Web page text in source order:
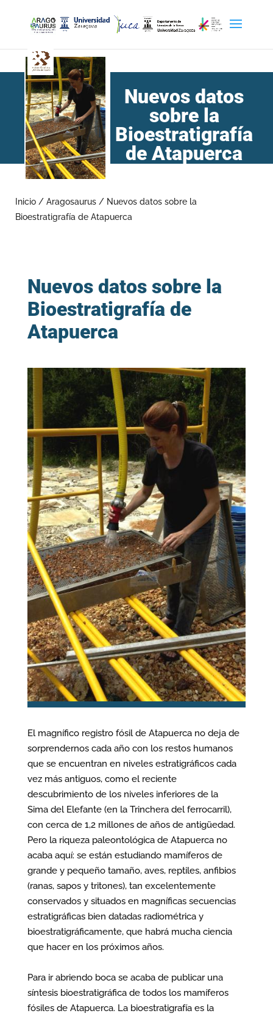
Nuevos datos
sobre la
Bioestratigrafía
de Atapuerca
Inicio / Aragosaurus / Nuevos datos sobre la
Bioestratigrafía de Atapuerca
Nuevos datos sobre la
Bioestratigrafía de
Atapuerca
El magnífico registro fósil de Atapuerca no deja de
sorprendernos cada año con los restos humanos
que se encuentran en niveles estratigráficos cada
vez más antiguos, como el reciente
descubrimiento de los niveles inferiores de la
Sima del Elefante (en la Trinchera del ferrocarril),
con cerca de 1,2 millones de años de antigüedad.
Pero la riqueza paleontológica de Atapuerca no
acaba aquí: se están estudiando mamíferos de
grande y pequeño tamaño, aves, reptiles, anfibios
(ranas, sapos y tritones), tan excelentemente
conservados y situados en magníficas secuencias
estratigráficas bien datadas radiométrica y
bioestratigráficamente, que habrá mucha ciencia
que hacer en los próximos años.
Para ir abriendo boca se acaba de publicar una
síntesis bioestratigráfica de todos los mamíferos
fósiles de Atapuerca. La bioestratigrafía es la